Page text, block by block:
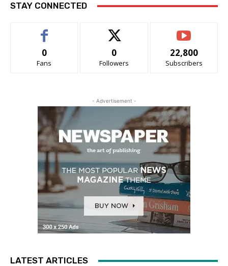
STAY CONNECTED
0
Fans
0
Followers
22,800
Subscribers
- Advertisement -
LATEST ARTICLES